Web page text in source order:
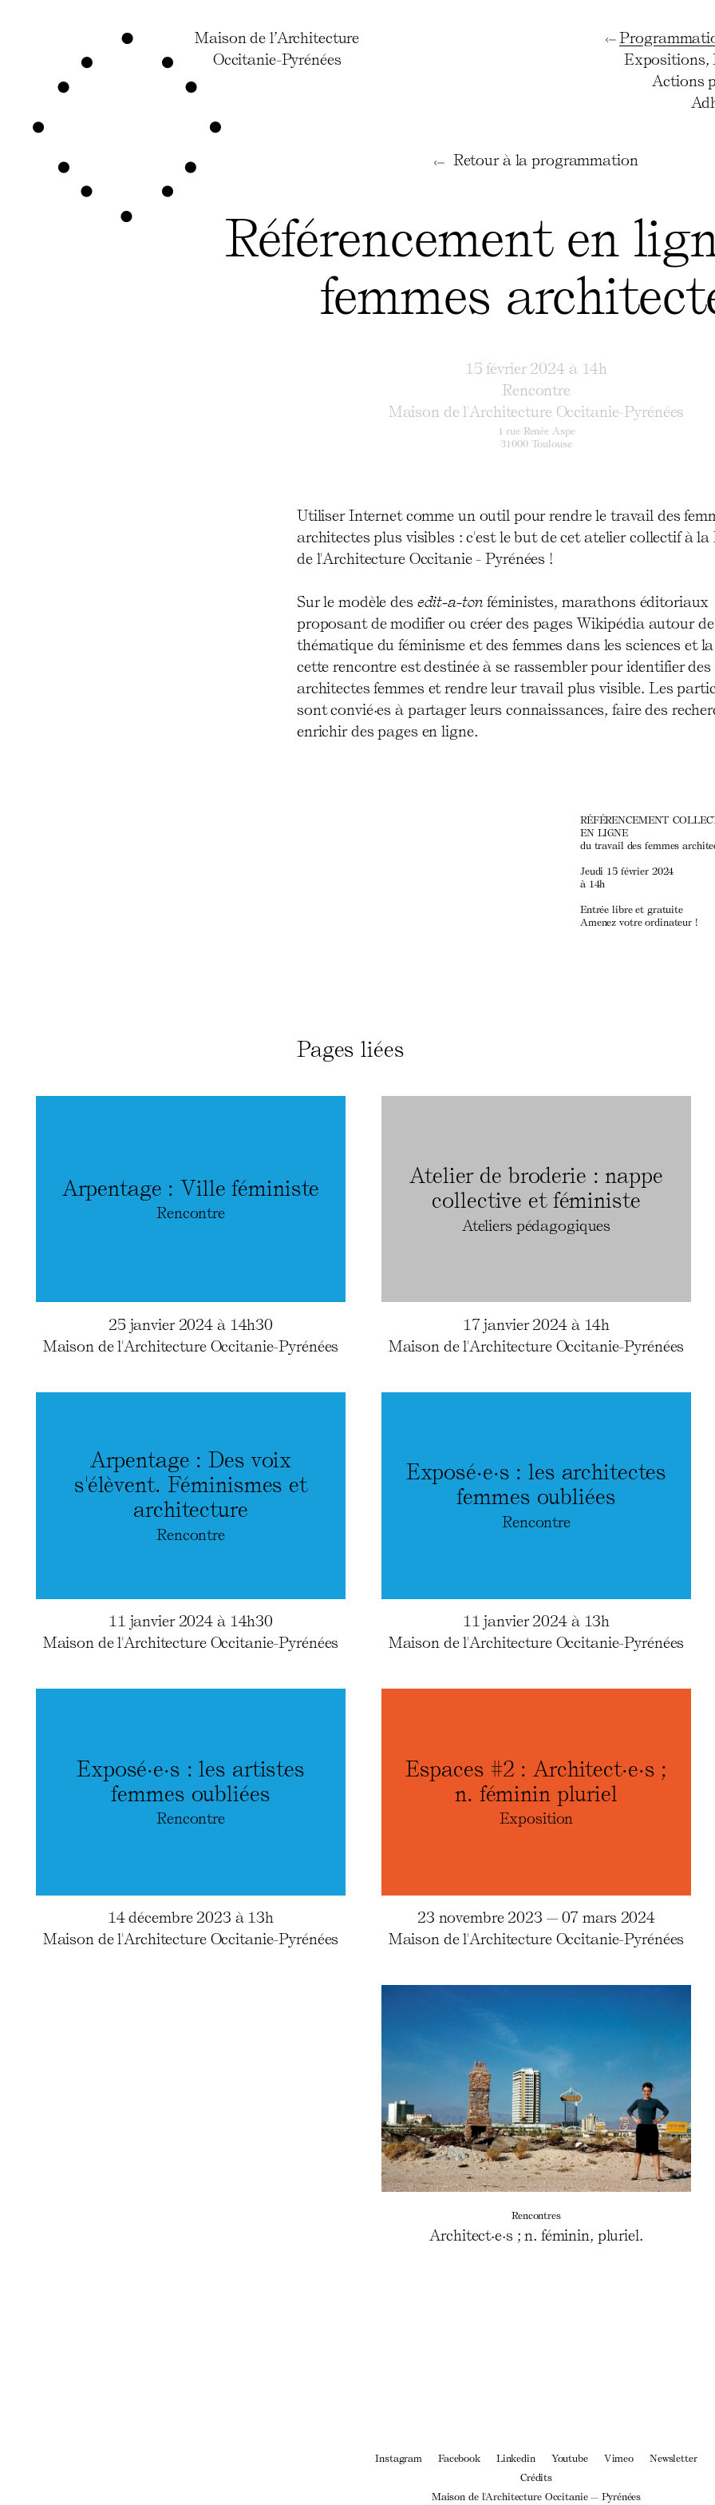
Maison de l’Architecture
Occitanie-Pyrénées
Expositions,
Actions
Retour à la programmation
Référencement en
femmes
15 février 2024 à 14h
Rencontre
Maison de l'Architecture Occitanie-Pyrénées
1 rue Renée Aspe
31000 Toulouse
Utiliser Internet comme un outil pour rendre le travail des
architectes plus visibles : c'est le but de cet atelier collectif à
de l'Architecture Occitanie - Pyrénées !
Sur le modèle des edit-a-tonféministes, marathons éditoriaux
proposant de modifier ou créer des pages Wikipédia autour
thématique du féminisme et des femmes dans les sciences et
cette rencontre est destinée à se rassembler pour identifier des
architectes femmes et rendre leur travail plus visible. Les
sont convié·es à partager leurs connaissances, faire des
enrichir des pages en ligne.
RÉFÉRENCEMENT
EN LIGNE
du travail des femmes
Jeudi 15 février 2024
à 14h
Entrée libre et gratuite
Amenez votre ordinateur !
Pages liées
Arpentage : Ville féministe
Rencontre
25 janvier 2024 à 14h30
Maison de l'Architecture Occitanie-Pyrénées
Atelier de broderie : nappe
collective et féministe
Ateliers pédagogiques
17 janvier 2024 à 14h
Maison de l'Architecture Occitanie-Pyrénées
Arpentage : Des voix
s'élèvent. Féminismes et
architecture
Rencontre
11 janvier 2024 à 14h30
Maison de l'Architecture Occitanie-Pyrénées
Exposé·e·s : les architectes
femmes oubliées
Rencontre
11 janvier 2024 à 13h
Maison de l'Architecture Occitanie-Pyrénées
Exposé·e·s : les artistes
femmes oubliées
Rencontre
14 décembre 2023 à 13h
Maison de l'Architecture Occitanie-Pyrénées
Espaces #2 : Architect·e·s ;
n. féminin pluriel
Exposition
23 novembre 2023 — 07 mars 2024
Maison de l'Architecture Occitanie-Pyrénées
Rencontres
Architect·e·s ; n. féminin, pluriel.
Instagram Facebook Linkedin Youtube Vimeo
Newsletter
Crédits
Maison de l'Architecture Occitanie — Pyrénées